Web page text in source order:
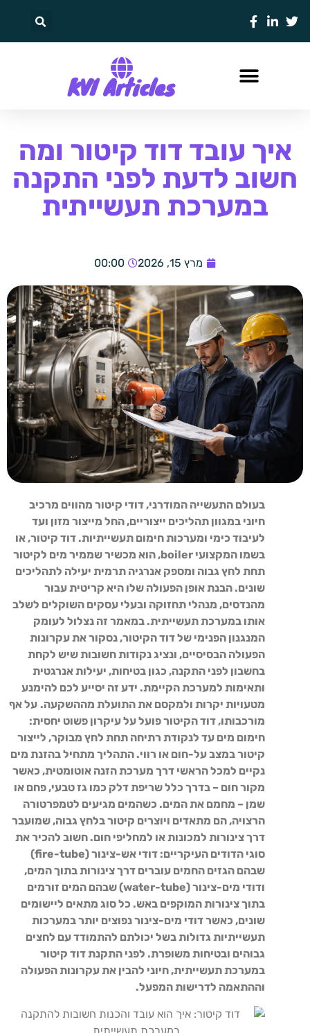
KVI Articles
איך עובד דוד קיטור ומה
חשוב לדעת לפני התקנה
במערכת תעשייתית
מרץ 15, 2026 00:00
בעולם התעשייה המודרני, דודי קיטור מהווים מרכיב
חיוני במגוון תהליכים ייצוריים, החל מייצור מזון ועד
לעיבוד כימי ומערכות חימום תעשייתיות. דוד קיטור, או
בשמו המקצועי boiler, הוא מכשיר שממיר מים לקיטור
תחת לחץ גבוה ומספק אנרגיה תרמית יעילה לתהליכים
שונים. הבנת אופן הפעולה שלו היא קריטית עבור
מהנדסים, מנהלי תחזוקה ובעלי עסקים השוקלים לשלב
אותו במערכת תעשייתית. במאמר זה נצלול לעומק
המנגנון הפנימי של דוד הקיטור, נסקור את עקרונות
הפעולה הבסיסיים, ונציג נקודות חשובות שיש לקחת
בחשבון לפני התקנה, כגון בטיחות, יעילות אנרגטית
ותאימות למערכת הקיימת. ידע זה יסייע לכם להימנע
מטעויות יקרות ולמקסם את התועלת מההשקעה. על אף
מורכבותו, דוד הקיטור פועל על עיקרון פשוט יחסית:
חימום מים עד לנקודת רתיחה תחת לחץ מבוקר, לייצור
קיטור במצב על-חום או רווי. התהליך מתחיל בהזנת מים
נקיים למכל הראשי דרך מערכת הזנה אוטומטית, כאשר
מקור חום – בדרך כלל שריפת דלק כמו גז טבעי, פחם או
שמן – מחמם את המים. כשהמים מגיעים לטמפרטורה
הרצויה, הם מתאדים ויוצרים קיטור בלחץ גבוה, שמועבר
דרך צינורות למכונות או למחליפי חום. חשוב להכיר את
סוגי הדודים העיקריים: דודי אש-צינור (fire-tube)
שבהם הגזים החמים עוברים דרך צינורות בתוך המים,
ודודי מים-צינור (water-tube) שבהם המים זורמים
בתוך צינורות המוקפים באש. כל סוג מתאים ליישומים
שונים, כאשר דודי מים-צינור נפוצים יותר במערכות
תעשייתיות גדולות בשל יכולתם להתמודד עם לחצים
גבוהים ובטיחות משופרת. לפני התקנת דוד קיטור
במערכת תעשייתית, חיוני להבין את עקרונות הפעולה
וההתאמה לדרישות המפעל.